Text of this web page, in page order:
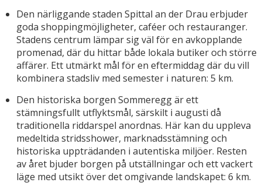
Den närliggande staden Spittal an der Drau erbjuder
goda shoppingmöjligheter, caféer och restauranger.
Stadens centrum lämpar sig väl för en avkopplande
promenad, där du hittar både lokala butiker och större
affärer. Ett utmärkt mål för en eftermiddag där du vill
kombinera stadsliv med semester i naturen: 5 km.
Den historiska borgen Sommeregg är ett
stämningsfullt utflyktsmål, särskilt i augusti då
traditionella riddarspel anordnas. Här kan du uppleva
medeltida stridsshower, marknadsstämning och
historiska uppträdanden i autentiska miljöer. Resten
av året bjuder borgen på utställningar och ett vackert
läge med utsikt över det omgivande landskapet: 6 km.